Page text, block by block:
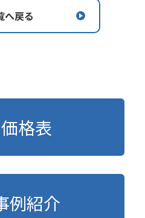
へ戻る
価格表
例紹介